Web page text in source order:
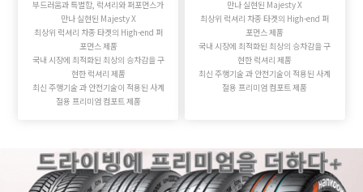
부드러움과 특별함, 럭셔리와 퍼포먼스가
만나 실현된 Majesty X
최상위 럭셔리 차종 타겟의 High-end 퍼
포먼스 제품
국내 시장에 최적화된 최상의 승차감을 구
현한 럭셔리 제품
최신 주행기술 과 안전기술이 적용된 사계
절용 프리미엄 컴포트 제품
만나 실현된 Majesty X
최상위 럭셔리 차종 타겟의 High-end 퍼
포먼스 제품
국내 시장에 최적화된 최상의 승차감을 구
현한 럭셔리 제품
최신 주행기술 과 안전기술이 적용된 사계
절용 프리미엄 컴포트 제품